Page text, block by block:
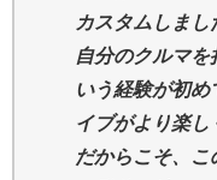
カスタムしまし
自分のクルマ
いう経験が初
イブがより楽し
だからこそ、